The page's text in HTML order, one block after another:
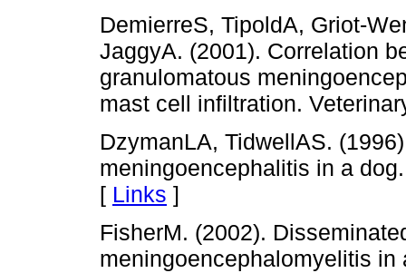
DemierreS, TipoldA, Griot-
JaggyA. (2001). Correlation
granulomatous
mast cell infiltration.
DzymanLA, TidwellAS.
meningoencephalitis in a
[ Links ]
FisherM. (2002).
meningoencephalomyelitis